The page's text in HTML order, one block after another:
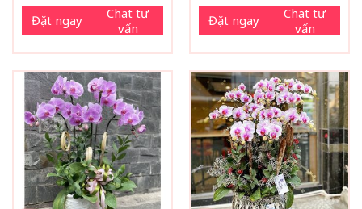
Đặt ngay
Chat tư
vấn
Đặt ngay
Chat tư
vấn